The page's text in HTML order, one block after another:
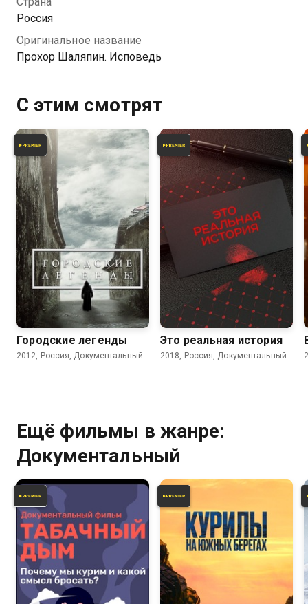
Россия
Оригинальное название
Прохор Шаляпин. Исповедь
С этим смотрят
4.7
Городские легенды
2012, Россия, Документальный
Это реальная история
2018, Россия, Документальный
Ещё фильмы в жанре:
Документальный